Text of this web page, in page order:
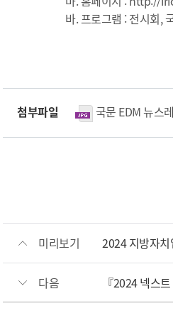
바. 프로그램 : 전시회,
첨부파일 국문 EDM 뉴스
미리보기 2024 지방자치
다음 『2024 넥스